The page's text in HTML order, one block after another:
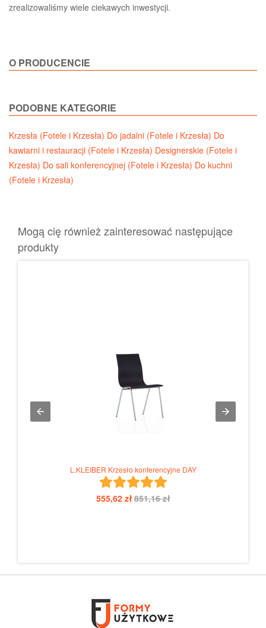
zrealizowaliśmy wiele ciekawych inwestycji.
O PRODUCENCIE
PODOBNE KATEGORIE
Krzesła (Fotele i Krzesła) Do jadalni (Fotele i Krzesła) Do
kawiarni i restauracji (Fotele i Krzesła) Designerskie (Fotele i
Krzesła) Do sali konferencyjnej (Fotele i Krzesła) Do kuchni
(Fotele i Krzesła)
Mogą cię również zainteresować następujące
produkty
L.KLEIBER Krzesło konferencyjne DAY
555,62 zł851,16 zł